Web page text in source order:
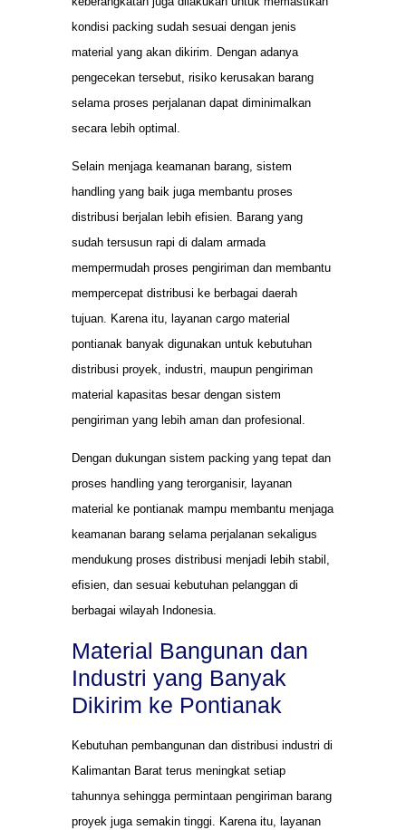
kondisi packing sudah sesuai dengan jenis
material yang akan dikirim. Dengan adanya
pengecekan tersebut, risiko kerusakan barang
selama proses perjalanan dapat diminimalkan
secara lebih optimal.
Selain menjaga keamanan barang, sistem
handling yang baik juga membantu proses
distribusi berjalan lebih efisien. Barang yang
sudah tersusun rapi di dalam armada
mempermudah proses pengiriman dan membantu
mempercepat distribusi ke berbagai daerah
tujuan. Karena itu, layanan cargo material
pontianak banyak digunakan untuk kebutuhan
distribusi proyek, industri, maupun pengiriman
material kapasitas besar dengan sistem
pengiriman yang lebih aman dan profesional.
Dengan dukungan sistem packing yang tepat dan
proses handling yang terorganisir, layanan
material ke pontianak mampu membantu menjaga
keamanan barang selama perjalanan sekaligus
mendukung proses distribusi menjadi lebih stabil,
efisien, dan sesuai kebutuhan pelanggan di
berbagai wilayah Indonesia.
Material Bangunan dan
Industri yang Banyak
Dikirim ke Pontianak
Kebutuhan pembangunan dan distribusi industri di
Kalimantan Barat terus meningkat setiap
tahunnya sehingga permintaan pengiriman barang
proyek juga semakin tinggi. Karena itu, layanan